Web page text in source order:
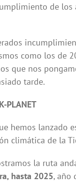
de
como los de
que nos
tarde.
PLANET
hemos
climática de la
la ruta
hasta 2025, año